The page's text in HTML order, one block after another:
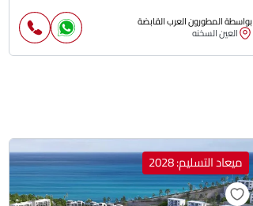
بواسطة المطورون العرب القابضة
العين السخنه
ميعاد التسليم: 2028